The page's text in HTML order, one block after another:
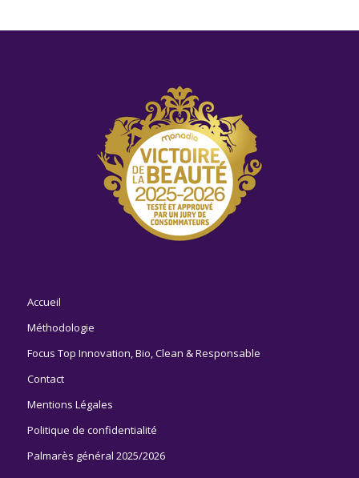
Accueil
Méthodologie
Focus Top Innovation, Bio, Clean & Responsable
Contact
Mentions Légales
Politique de confidentialité
Palmarès général 2025/2026